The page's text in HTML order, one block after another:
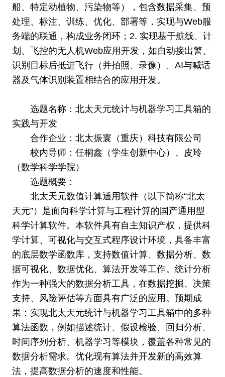
船、特定动植物、污染物等），包含数据采集、预
处理、标注、训练、优化、部署等，实现与Web服
务端的联通，构成业务闭环；2. 实现基于航线、计
划、飞控的无人机Web应用开发，如自动接出警、
识别目标后抵进飞行（并拍照、录像）、AI与喊话
器及气体识别装置相结合的应用开发。
选题名称：北太天元统计与机器学习工具箱的
实践与开发
合作企业：北太振寰（重庆）科技有限公司
校内导师：任桐鑫（学生创新中心）、皮玲
（数学科学学院）
选题概要：
北太天元数值计算通用软件（以下简称“北太
天元”）是面向科学计算与工程计算的国产通用型
科学计算软件。本软件具有自主知识产权，提供科
学计算、可视化与交互式程序设计环境，具备丰富
的底层数学函数库，支持数值计算、数据分析、数
据可视化、数据优化、算法开发等工作。统计分析
作为一种强大的数据分析工具，在数据挖掘、决策
支持、风险评估等方面具有广泛的应用。预期成
果：实现北太天元统计与机器学习工具箱中的多种
算法函数，例如描述统计、假设检验、回归分析、
时间序列分析、机器学习等模块，覆盖各种常见的
数据分析需求。优化现有算法并开发新的高效算
法，提高数据分析的速度和性能。